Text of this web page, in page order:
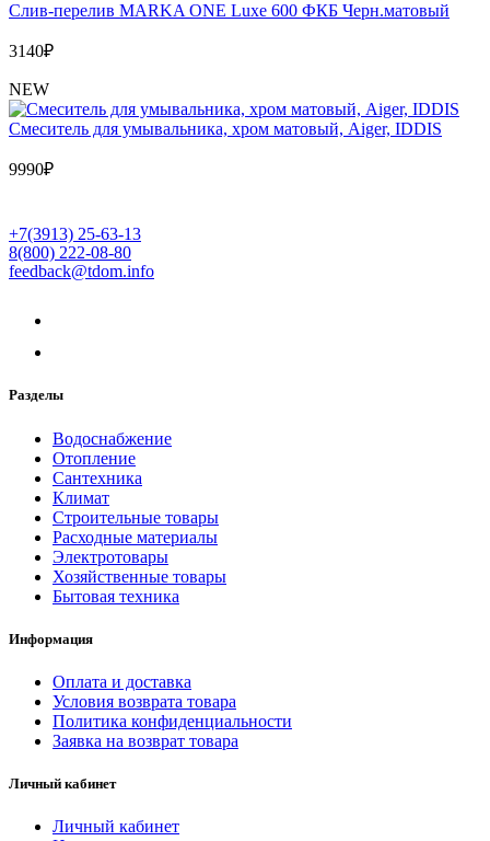
Слив-перелив MARKA ONE Luxe 600 ФКБ Черн.матовый
3140₽
NEW
Cмеситель для умывальника, хром матовый, Aiger, IDDIS
9990₽
+7(3913) 25-63-13
8(800) 222-08-80
feedback@tdom.info
Разделы
Водоснабжение
Отопление
Сантехника
Климат
Строительные товары
Расходные материалы
Электротовары
Хозяйственные товары
Бытовая техника
Информация
Оплата и доставка
Условия возврата товара
Политика конфиденциальности
Заявка на возврат товара
Личный кабинет
Личный кабинет